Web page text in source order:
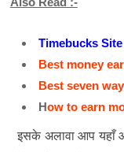
Timebucks
Best money
Best seven
How to earn
इसके अलावा आप यहाँ